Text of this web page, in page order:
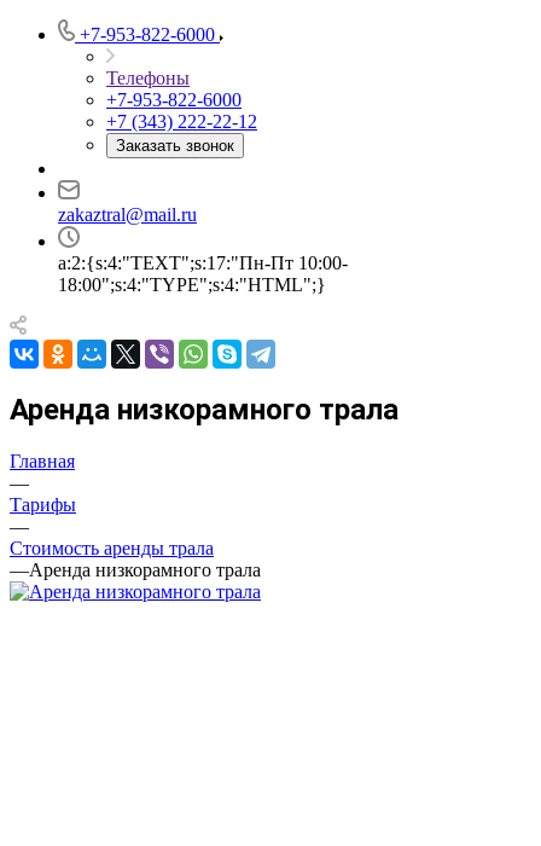
+7-953-822-6000
Телефоны
+7-953-822-6000
+7 (343) 222-22-12
Заказать звонок
zakaztral@mail.ru
a:2:{s:4:"TEXT";s:17:"Пн-Пт 10:00-
18:00";s:4:"TYPE";s:4:"HTML";}
Аренда низкорамного трала
Главная
—
Тарифы
—
Стоимость аренды трала
—Аренда низкорамного трала